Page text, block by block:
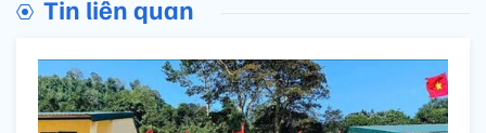
Tin liên quan